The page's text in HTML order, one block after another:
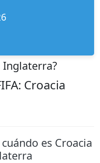
Inglaterra?
Croacia
es Croacia